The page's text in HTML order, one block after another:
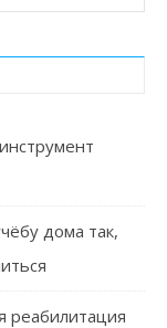
дома так,
реабилитация